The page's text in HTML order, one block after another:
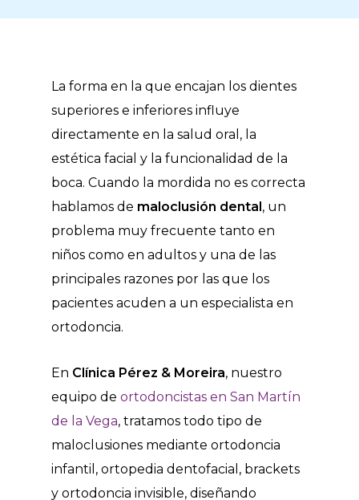
La forma en la que encajan los dientes
superiores e inferiores influye
directamente en la salud oral, la
estética facial y la funcionalidad de la
boca. Cuando la mordida no es correcta
hablamos de maloclusión dental, un
problema muy frecuente tanto en
niños como en adultos y una de las
principales razones por las que los
pacientes acuden a un especialista en
ortodoncia.
En Clínica Pérez & Moreira, nuestro
equipo de ortodoncistas en San Martín
de la Vega, tratamos todo tipo de
maloclusiones mediante ortodoncia
infantil, ortopedia dentofacial, brackets
y ortodoncia invisible, diseñando